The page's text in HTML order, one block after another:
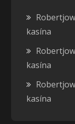
kasína
kasína
kasína